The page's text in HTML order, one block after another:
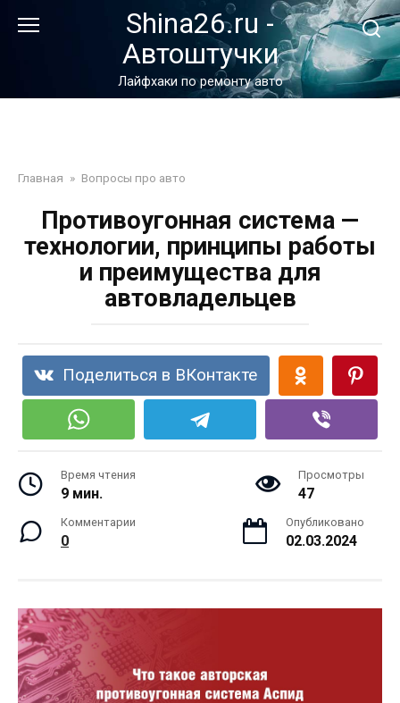
Shina26.ru -
Автоштучки
Лайфхаки по ремонту авто
Главная » Вопросы про авто
Противоугонная система —
технологии, принципы работы
и преимущества для
автовладельцев
Поделиться в ВКонтакте
Время чтения
9 мин.
Просмотры
47
Комментарии
0
Опубликовано
02.03.2024